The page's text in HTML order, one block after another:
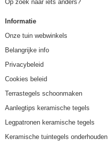
Op zoek naar iets anders?
Informatie
Onze tuin webwinkels
Belangrijke info
Privacybeleid
Cookies beleid
Terrastegels schoonmaken
Aanlegtips keramische tegels
Legpatronen keramische tegels
Keramische tuintegels onderhouden